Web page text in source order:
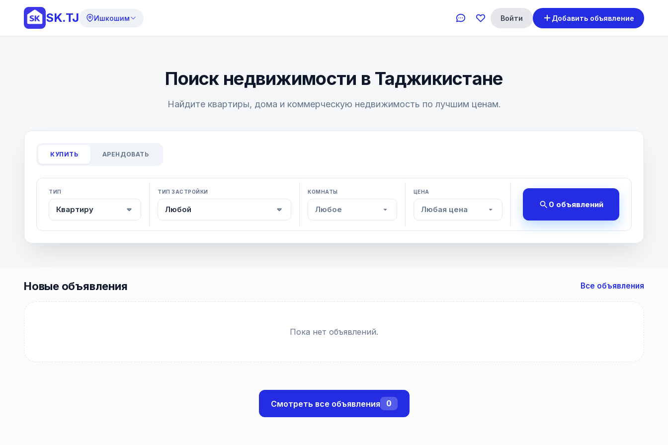
SK.TJ Ишкошим Войти Добавить объявление
Купить
Поиск недвижимости в Таджикистане
Найдите квартиры, дома и коммерческую недвижимость по лучшим ценам.
КУПИТЬ АРЕНДОВАТЬ
ТИП
Квартиру
ТИП ЗАСТРОЙКИ
Любой
КОМНАТЫ
Любое
ЦЕНА
Любая цена
0 объявлений
Новые объявления Все объявления
Пока нет объявлений.
Смотреть все объявления 0